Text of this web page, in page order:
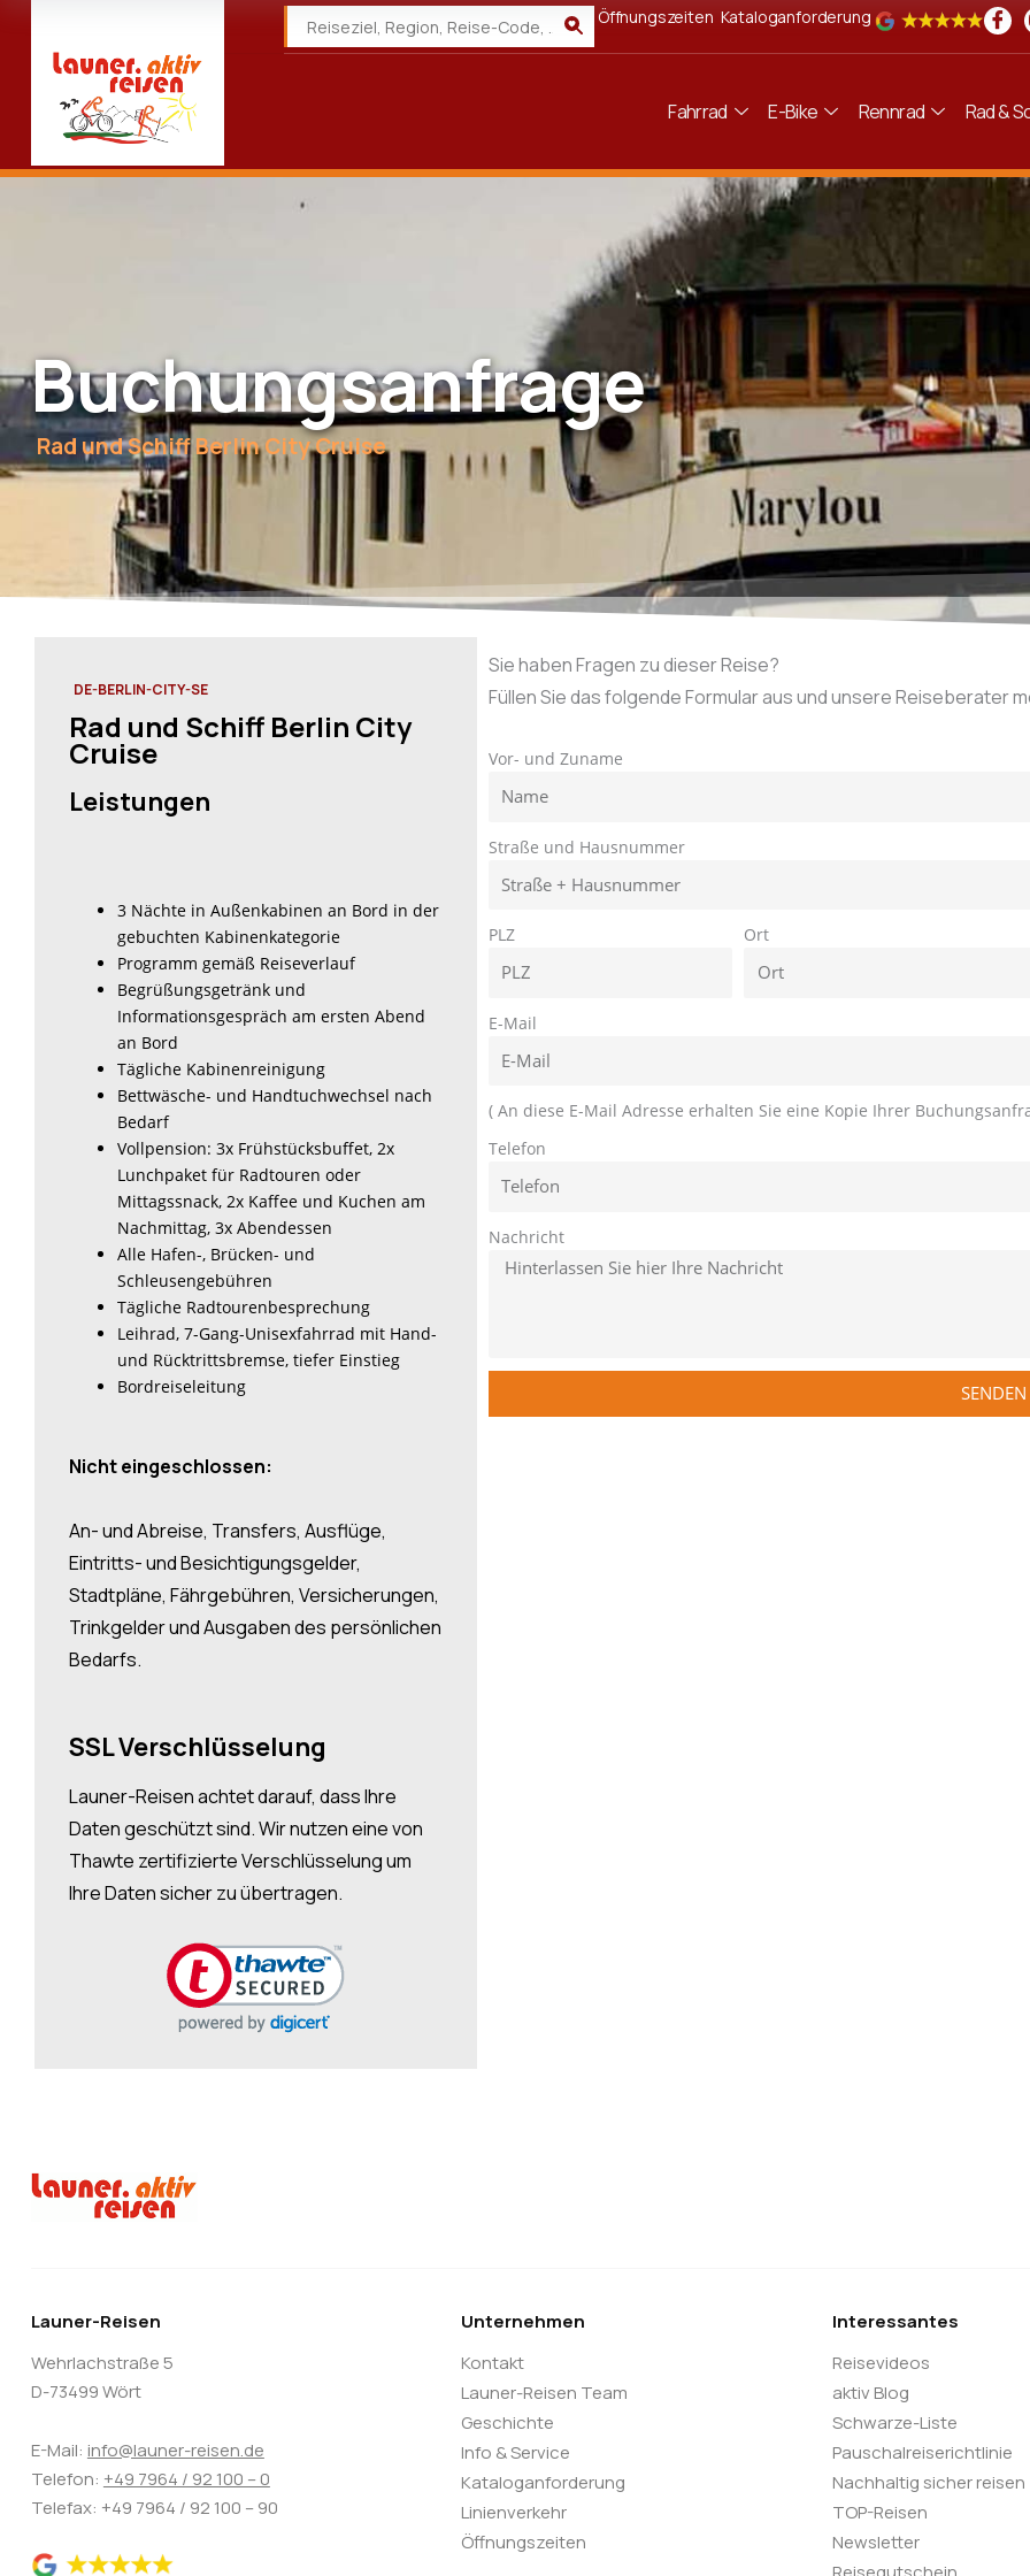
Öffnungszeiten Kataloganforderung
Fahrrad E-Bike Rennrad Rad &
Buchungsanfrage
Rad und Schiff Berlin City Cruise
Sie haben Fragen zu dieser Reise?
Füllen Sie das folgende Formular aus und unsere Reiseberater
Vor- und Zuname
Straße und Hausnummer
PLZ Ort
E-Mail
( An diese E-Mail Adresse erhalten Sie eine Kopie Ihrer
Telefon
Nachricht
SENDEN
DE-BERLIN-CITY-SE
Rad und Schiff Berlin City
Cruise
Leistungen
3 Nächte in Außenkabinen an Bord in der
gebuchten Kabinenkategorie
Programm gemäß Reiseverlauf
Begrüßungsgetränk und
Informationsgespräch am ersten Abend
an Bord
Tägliche Kabinenreinigung
Bettwäsche- und Handtuchwechsel nach
Bedarf
Vollpension: 3x Frühstücksbuffet, 2x
Lunchpaket für Radtouren oder
Mittagssnack, 2x Kaffee und Kuchen am
Nachmittag, 3x Abendessen
Alle Hafen-, Brücken- und
Schleusengebühren
Tägliche Radtourenbesprechung
Leihrad, 7-Gang-Unisexfahrrad mit Hand-
und Rücktrittsbremse, tiefer Einstieg
Bordreiseleitung
Nicht eingeschlossen:
An- und Abreise, Transfers, Ausflüge,
Eintritts- und Besichtigungsgelder,
Stadtpläne, Fährgebühren, Versicherungen,
Trinkgelder und Ausgaben des persönlichen
Bedarfs.
SSL Verschlüsselung
Launer-Reisen achtet darauf, dass Ihre
Daten geschützt sind. Wir nutzen eine von
Thawte zertifizierte Verschlüsselung um
Ihre Daten sicher zu übertragen.
Launer-Reisen
Wehrlachstraße 5
D-73499 Wört
E-Mail: info@launer-reisen.de
Telefon: +49 7964 / 92 100 – 0
Telefax: +49 7964 / 92 100 – 90
Unternehmen
Kontakt
Launer-Reisen Team
Geschichte
Info & Service
Kataloganforderung
Linienverkehr
Öffnungszeiten
Interessantes
Reisevideos
aktiv Blog
Schwarze-Liste
Pauschalreiserichtlinie
Nachhaltig sicher reisen
TOP-Reisen
Newsletter